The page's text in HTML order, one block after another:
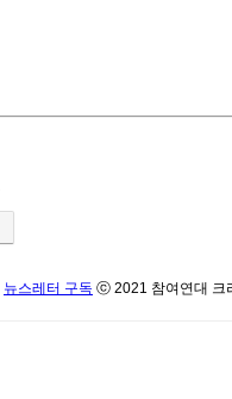
뉴스레터 구독 ⓒ 2021 참여연대 크